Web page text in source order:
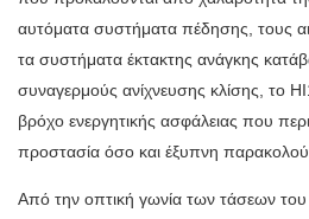
αυτόματα συστήματα πέδησης, τους
τα συστήματα έκτακτης ανάγκης
συναγερμούς ανίχνευσης κλίσης, το
βρόχο ενεργητικής ασφάλειας που
προστασία όσο και έξυπνη
Από την οπτική γωνία των τάσεων του